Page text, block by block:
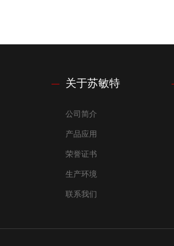
关于苏敏特
公司简介
产品应用
荣誉证书
生产环境
联系我们